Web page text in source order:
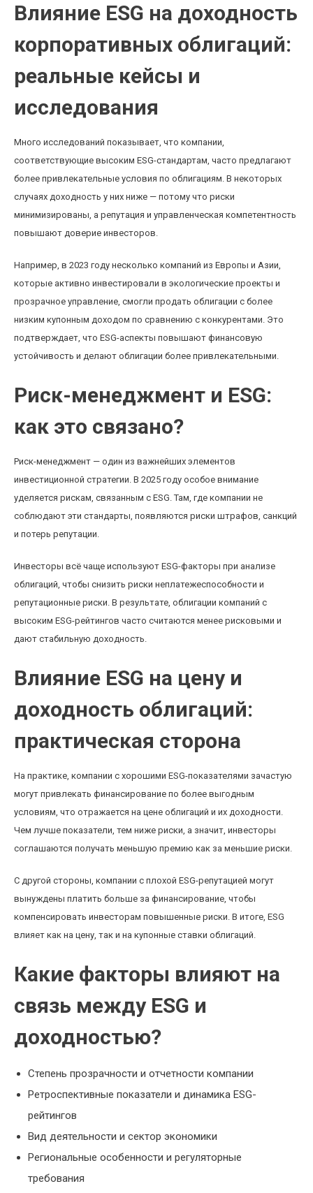
Влияние ESG на доходность
корпоративных облигаций:
реальные кейсы и
исследования
Много исследований показывает, что компании,
соответствующие высоким ESG-стандартам, часто предлагают
более привлекательные условия по облигациям. В некоторых
случаях доходность у них ниже — потому что риски
минимизированы, а репутация и управленческая компетентность
повышают доверие инвесторов.
Например, в 2023 году несколько компаний из Европы и Азии,
которые активно инвестировали в экологические проекты и
прозрачное управление, смогли продать облигации с более
низким купонным доходом по сравнению с конкурентами. Это
подтверждает, что ESG-аспекты повышают финансовую
устойчивость и делают облигации более привлекательными.
Риск-менеджмент и ESG:
как это связано?
Риск-менеджмент — один из важнейших элементов
инвестиционной стратегии. В 2025 году особое внимание
уделяется рискам, связанным с ESG. Там, где компании не
соблюдают эти стандарты, появляются риски штрафов, санкций
и потерь репутации.
Инвесторы всё чаще используют ESG-факторы при анализе
облигаций, чтобы снизить риски неплатежеспособности и
репутационные риски. В результате, облигации компаний с
высоким ESG-рейтингов часто считаются менее рисковыми и
дают стабильную доходность.
Влияние ESG на цену и
доходность облигаций:
практическая сторона
На практике, компании с хорошими ESG-показателями зачастую
могут привлекать финансирование по более выгодным
условиям, что отражается на цене облигаций и их доходности.
Чем лучше показатели, тем ниже риски, а значит, инвесторы
соглашаются получать меньшую премию как за меньшие риски.
С другой стороны, компании с плохой ESG-репутацией могут
вынуждены платить больше за финансирование, чтобы
компенсировать инвесторам повышенные риски. В итоге, ESG
влияет как на цену, так и на купонные ставки облигаций.
Какие факторы влияют на
связь между ESG и
доходностью?
Степень прозрачности и отчетности компании
Ретроспективные показатели и динамика ESG-
рейтингов
Вид деятельности и сектор экономики
Региональные особенности и регуляторные
требования